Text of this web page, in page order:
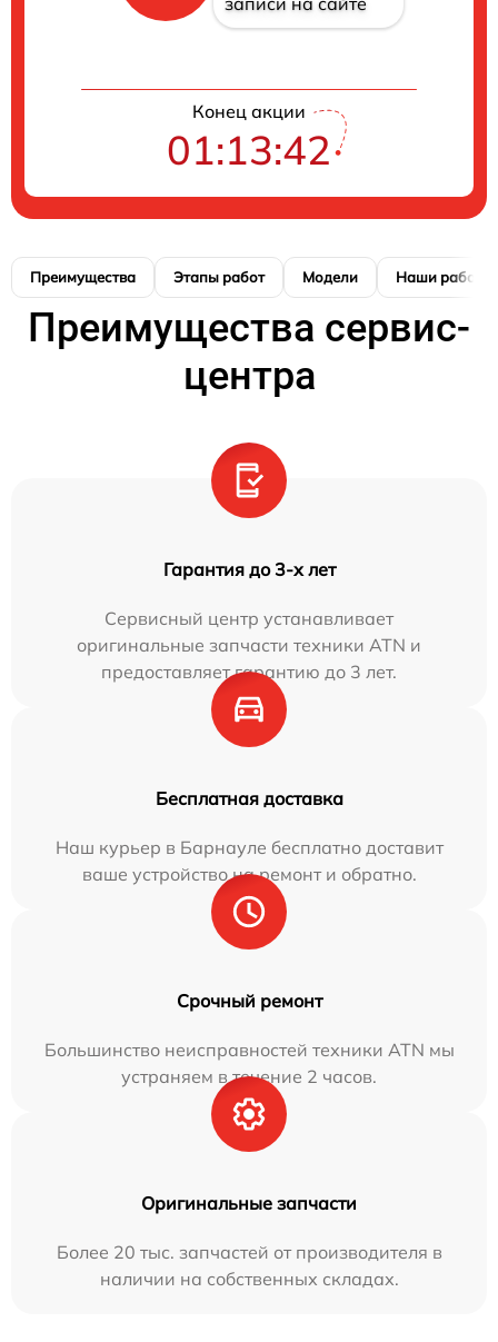
Конец акции
01:13:41
Преимущества Этапы работ Модели Наши работы
Преимущества сервис-
центра
Гарантия до 3-х лет
Сервисный центр устанавливает
оригинальные запчасти техники ATN и
предоставляет гарантию до 3 лет.
Бесплатная доставка
Наш курьер в Барнауле бесплатно доставит
ваше устройство на ремонт и обратно.
Срочный ремонт
Большинство неисправностей техники ATN мы
устраняем в течение 2 часов.
Оригинальные запчасти
Более 20 тыс. запчастей от производителя в
наличии на собственных складах.